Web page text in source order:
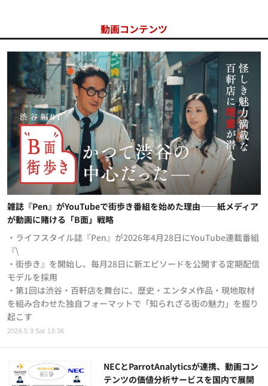
動画コンテンツ
2026.5.9 Sat 13:36
雑誌『Pen』がYouTubeで街歩き番組を始めた理由——紙メディア
が動画に賭ける「B面」戦略
・ライフスタイル誌『Pen』が2026年4月28日にYouTube連載番組
『\
・街歩き』を開始し、毎月28日に新エピソードを公開する定期配信
モデルを採用
・第1回は渋谷・百軒店を舞台に、歴史・エンタメ作品・現地取材
を組み合わせた独自フォーマットで「知られざる街の魅力」を掘り
起こす
NECとParrotAnalyticsが連携、動画コン
テンツの価値分析サービスを国内で展開